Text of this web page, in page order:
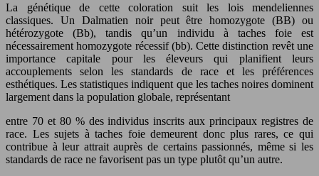
La génétique de cette coloration suit les lois mendeliennes
classiques. Un Dalmatien noir peut être homozygote (BB) ou
hétérozygote (Bb), tandis qu’un individu à taches foie est
nécessairement homozygote récessif (bb). Cette distinction revêt une
importance capitale pour les éleveurs qui planifient leurs
accouplements selon les standards de race et les préférences
esthétiques. Les statistiques indiquent que les taches noires dominent
largement dans la population globale, représentant
entre 70 et 80 % des individus inscrits aux principaux registres de
race. Les sujets à taches foie demeurent donc plus rares, ce qui
contribue à leur attrait auprès de certains passionnés, même si les
standards de race ne favorisent pas un type plutôt qu’un autre.